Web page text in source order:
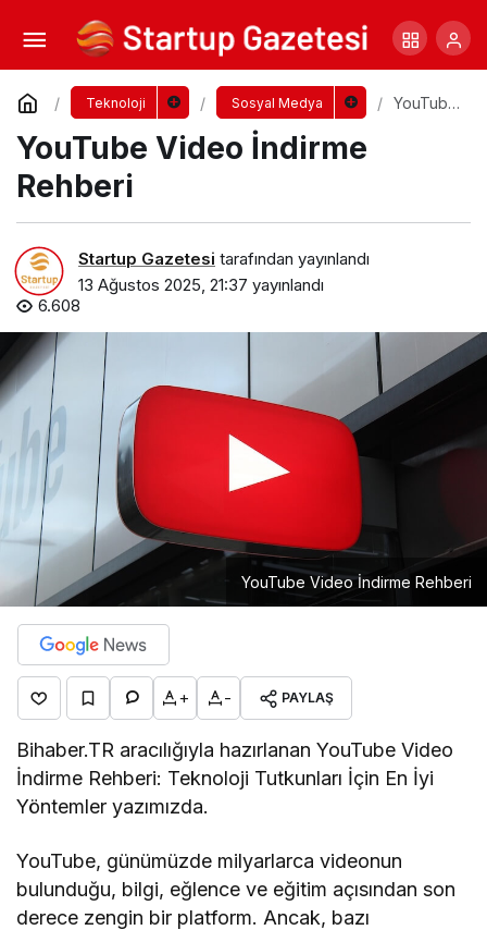
Teknoloji Sosyal Medya
YouTube
YouTube Video İndirme
Rehberi
Startup Gazetesi tarafından yayınlandı
13 Ağustos 2025, 21:37 yayınlandı
6.608
YouTube Video İndirme Rehberi
+ - PAYLAŞ
Bihaber.TR aracılığıyla hazırlanan YouTube Video
İndirme Rehberi: Teknoloji Tutkunları İçin En İyi
Yöntemler yazımızda.
YouTube, günümüzde milyarlarca videonun
bulunduğu, bilgi, eğlence ve eğitim açısından son
derece zengin bir platform. Ancak, bazı
Telegram Kanallarından Pasif Gelir Elde
Etmek Artık Mümkün
Yorum Yap Paylaş